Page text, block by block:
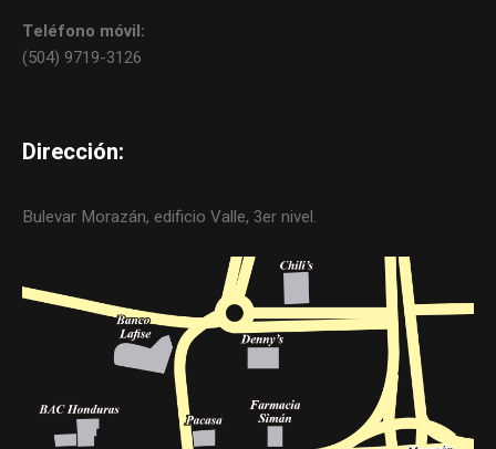
Teléfono móvil:
(504) 9719-3126
Dirección:
Bulevar Morazán, edificio Valle, 3er nivel.